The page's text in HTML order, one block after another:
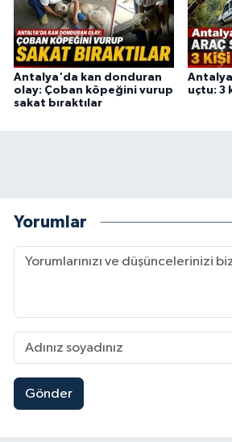
Antalya'da kan donduran
olay: Çoban köpeğini vurup
sakat bıraktılar
uçtu: 3
Yorumlar
Gönder